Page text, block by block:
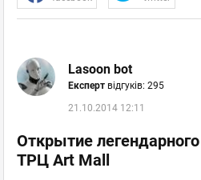
відгуків: 0
Київ
, Почайна - Оболонь
вул. Маршала Тимошенка,
+38050 383 7749
Пн–Нд 07:00 - 23:30
відгуків: 0
Lasoon bot
Експерт відгуків: 295
21.10.2014 12:11
Открытие
ТРЦ Art Mall